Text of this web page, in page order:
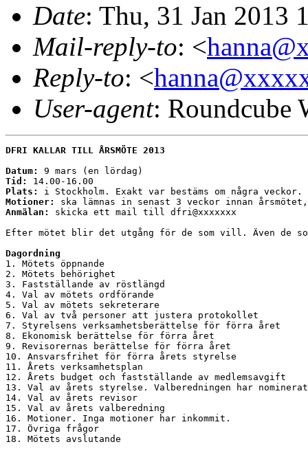
Date: Thu, 31 Jan 2013
Mail-reply-to: <
Reply-to: <
User-agent: Roundcube
DFRI KALLAR TILL ÅRSMÖTE 2013
Datum:
Tid:
Plats:
Motioner:
Anmälan:
skicka ett mail till dfri@xxxxxxx
Efter mötet blir det utgång för de som vill. Även de
Dagordning
1. Mötets öppnande
2. Mötets behörighet
3. Fastställande av röstlängd
4. Val av mötets ordförande
5. Val av mötets sekreterare
6. Val av två personer att justera protokollet
7. Styrelsens verksamhetsberättelse för förra året
8. Ekonomisk berättelse för förra året
9. Revisorernas berättelse för förra året
10. Ansvarsfrihet för förra årets styrelse
11. Årets verksamhetsplan
12. Årets budget och fastställande av medlemsavgift
13. Val av årets styrelse. Valberedningen har
14. Val av årets revisor
15. Val av årets valberedning
16. Motioner. Inga motioner har inkommit.
17. Övriga frågor
18. Mötets avslutande